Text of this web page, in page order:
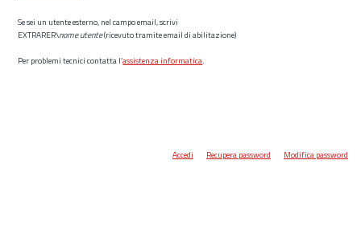
Se sei un utente esterno, nel campo email, scrivi
EXTRARER\nome utente(ricevuto tramite email di abilitazione)
Per problemi tecnici contatta l’assistenza informatica.
Accedi Recupera password Modifica password